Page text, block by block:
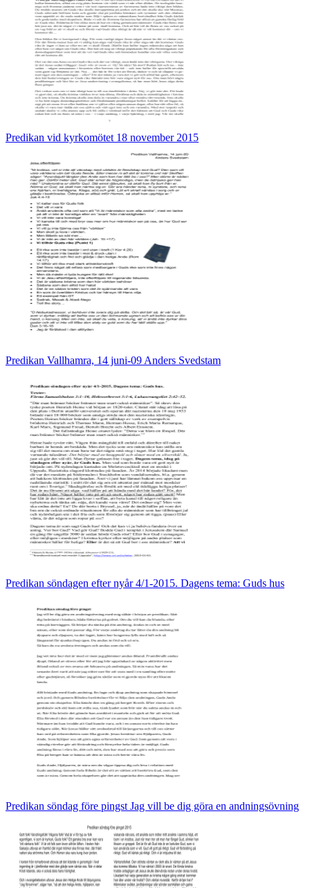
Predikan vid kyrkomötet 18 november 2015
Predikan Vallhamra, 14 juni-09 Anders Svedstam
Predikan söndagen efter nyår 4/1-2015. Dagens tema: Guds hus
Predikan söndag före pingst Jag vill be dig göra en andningsövning